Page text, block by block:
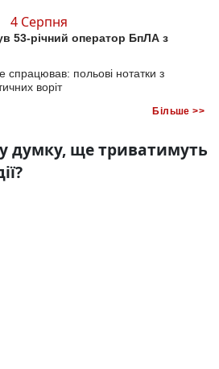
4 Серпня
53-річний оператор БпЛА з
спрацював: польові нотатки з
воріт
Більше >>
думку, ще триватимуть